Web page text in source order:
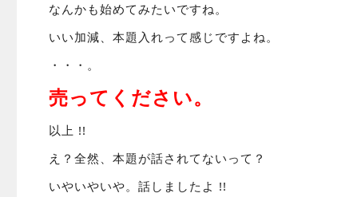
なんかも始めてみたいですね。
いい加減、本題入れって感じですよね。
・・・。
売ってください。
以上 !!
え？全然、本題が話されてないって？
いやいやいや。話しましたよ !!